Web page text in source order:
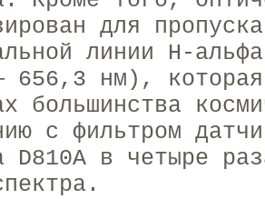
для
линии H-
656,3 нм), которая
большинства
с фильтром
D810A в четыре